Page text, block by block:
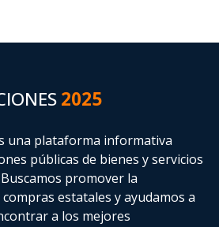
2025
una plataforma informativa
públicas de bienes y servicios
promover la
estatalesy ayudamos a
a los mejores